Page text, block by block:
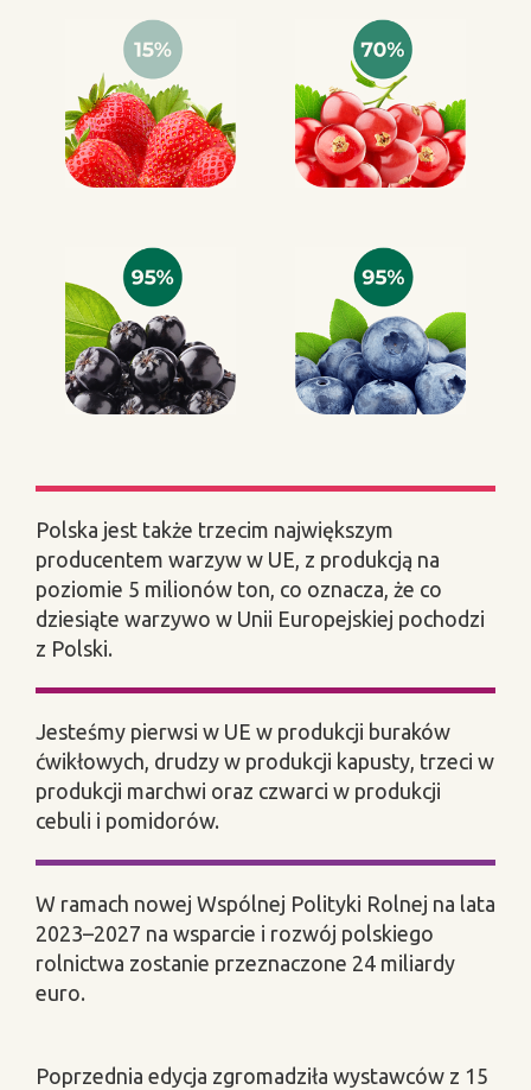
Polska jest także trzecim największym
producentem warzyw w UE, z produkcją na
poziomie 5 milionów ton, co oznacza, że co
dziesiąte warzywo w Unii Europejskiej pochodzi
z Polski.
Jesteśmy pierwsi w UE w produkcji buraków
ćwikłowych, drudzy w produkcji kapusty, trzeci w
produkcji marchwi oraz czwarci w produkcji
cebuli i pomidorów.
W ramach nowej Wspólnej Polityki Rolnej na lata
2023–2027 na wsparcie i rozwój polskiego
rolnictwa zostanie przeznaczone 24 miliardy
euro.
Poprzednia edycja zgromadziła wystawców z 15